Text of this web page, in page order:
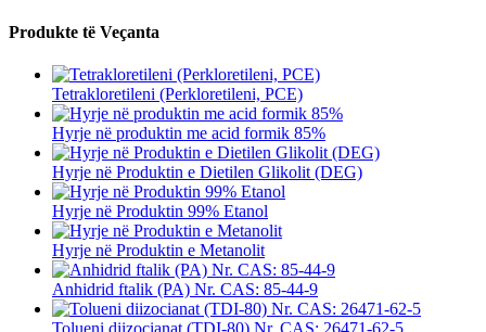
Produkte të Veçanta
Tetrakloretileni (Perkloretileni, PCE)
Hyrje në produktin me acid formik 85%
Hyrje në Produktin e Dietilen Glikolit (DEG)
Hyrje në Produktin 99% Etanol
Hyrje në Produktin e Metanolit
Anhidrid ftalik (PA) Nr. CAS: 85-44-9
Tolueni diizocianat (TDI-80) Nr. CAS: 26471-62-5